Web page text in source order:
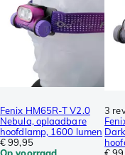
Fenix HM65R-T V2.0
Nebula, oplaadbare
hoofdlamp, 1600 lumen
€ 99,95
3